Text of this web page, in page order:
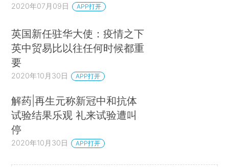
2020年07月09日 APP打开
英国新任驻华大使：疫情之下
英中贸易比以往任何时候都重
要
2020年10月30日 APP打开
解药|再生元称新冠中和抗体
试验结果乐观 礼来试验遭叫
停
2020年10月30日 APP打开